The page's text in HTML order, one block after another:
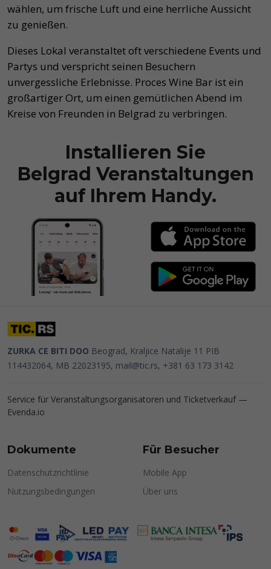
wählen, um frische Luft und eine herrliche Aussicht
zu genießen.
Dieses Lokal veranstaltet oft verschiedene Events und
Partys und verspricht seinen Besuchern
unvergessliche Erlebnisse. Proces Wine Bar ist ein
großartiger Ort, um einen gemütlichen Abend im
Kreise von Freunden in Belgrad zu verbringen.
Installieren Sie
Belgrad Veranstaltungen
auf Ihrem Handy.
ZURKA CE BITI DOO Beograd, Kraljice Natalije 11 PIB
114432064, MB 22023195, mail@tic.rs, +381 63 173 3142
Service für Veranstaltungsorganisatoren und Ticketverkauf —
Evenda.io
Dokumente
Datenschutzrichtlinie
Nutzungsbedingungen
Für Besucher
Mobile App
Über uns